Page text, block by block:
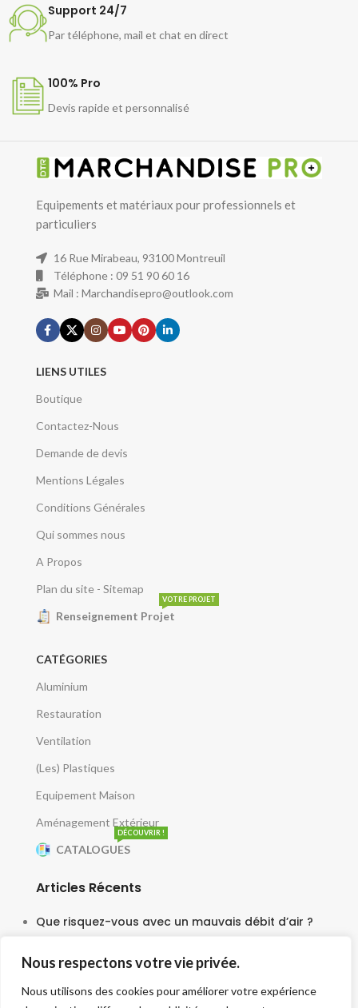
Nous respectons votre vie privée.
Nous utilisons des cookies pour améliorer votre expérience
Support 24/7
Par téléphone, mail et chat en direct
100% Pro
Devis rapide et personnalisé
Equipements et matériaux pour professionnels et
particuliers
16 Rue Mirabeau, 93100 Montreuil
Téléphone : 09 51 90 60 16
Mail : Marchandisepro@outlook.com
LIENS UTILES
Boutique
Contactez-Nous
Demande de devis
Mentions Légales
Conditions Générales
Qui sommes nous
A Propos
Plan du site - Sitemap
Renseignement Projet
VOTRE PROJET
CATÉGORIES
Aluminium
Restauration
Ventilation
(Les) Plastiques
Equipement Maison
Aménagement Extérieur
CATALOGUES
DÉCOUVRIR !
Articles Récents
Que risquez-vous avec un mauvais débit d’air ?
Le moteur escargot est-il vraiment silencieux ?
3 juin 2025